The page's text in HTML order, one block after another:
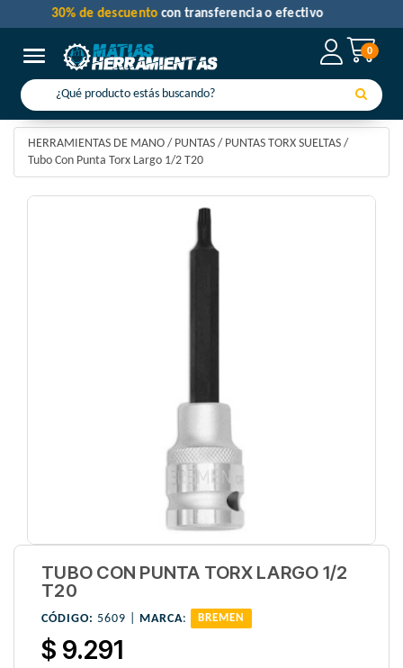
0
Toggle navigation
30% de descuentocon transferencia o efectivo
HERRAMIENTAS DE MANO / PUNTAS / PUNTAS TORX SUELTAS /
Tubo Con Punta Torx Largo 1/2 T20
TUBO CON PUNTA TORX LARGO 1/2
T20
CÓDIGO: 5609 | MARCA: BREMEN
$ 9.291